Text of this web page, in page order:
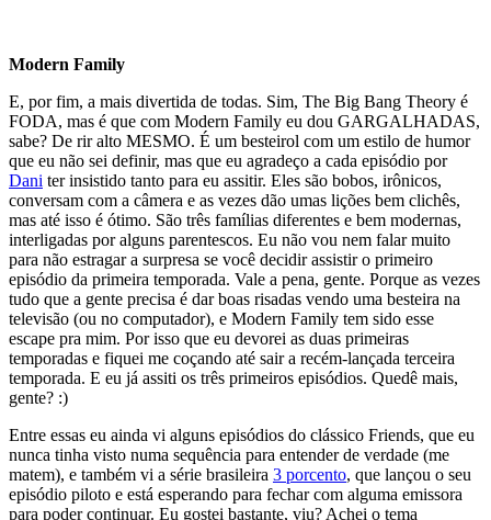
Modern Family
E, por fim, a mais divertida de todas. Sim, The Big Bang Theory é
FODA, mas é que com Modern Family eu dou GARGALHADAS,
sabe? De rir alto MESMO. É um besteirol com um estilo de humor
que eu não sei definir, mas que eu agradeço a cada episódio por
Dani ter insistido tanto para eu assitir. Eles são bobos, irônicos,
conversam com a câmera e as vezes dão umas lições bem clichês,
mas até isso é ótimo. São três famílias diferentes e bem modernas,
interligadas por alguns parentescos. Eu não vou nem falar muito
para não estragar a surpresa se você decidir assistir o primeiro
episódio da primeira temporada. Vale a pena, gente. Porque as vezes
tudo que a gente precisa é dar boas risadas vendo uma besteira na
televisão (ou no computador), e Modern Family tem sido esse
escape pra mim. Por isso que eu devorei as duas primeiras
temporadas e fiquei me coçando até sair a recém-lançada terceira
temporada. E eu já assiti os três primeiros episódios. Quedê mais,
gente? :)
Entre essas eu ainda vi alguns episódios do clássico Friends, que eu
nunca tinha visto numa sequência para entender de verdade (me
matem), e também vi a série brasileira 3 porcento, que lançou o seu
episódio piloto e está esperando para fechar com alguma emissora
para poder continuar. Eu gostei bastante, viu? Achei o tema